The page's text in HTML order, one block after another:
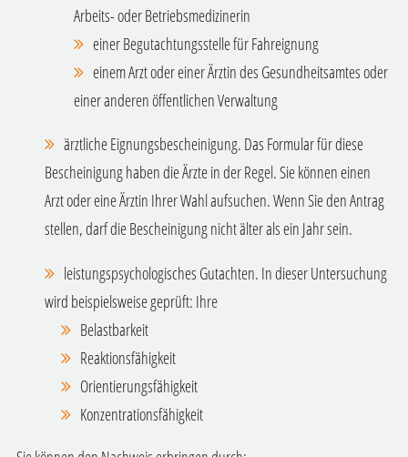
Arbeits- oder Betriebsmedizinerin
einer Begutachtungsstelle für Fahreignung
einem Arzt oder einer Ärztin des Gesundheitsamtes oder
einer anderen öffentlichen Verwaltung
ärztliche Eignungsbescheinigung. Das Formular für diese
Bescheinigung haben die Ärzte in der Regel. Sie können einen
Arzt oder eine Ärztin Ihrer Wahl aufsuchen. Wenn Sie den Antrag
stellen, darf die Bescheinigung nicht älter als ein Jahr sein.
leistungspsychologisches Gutachten. In dieser Untersuchung
wird beispielsweise geprüft: Ihre
Belastbarkeit
Reaktionsfähigkeit
Orientierungsfähigkeit
Konzentrationsfähigkeit